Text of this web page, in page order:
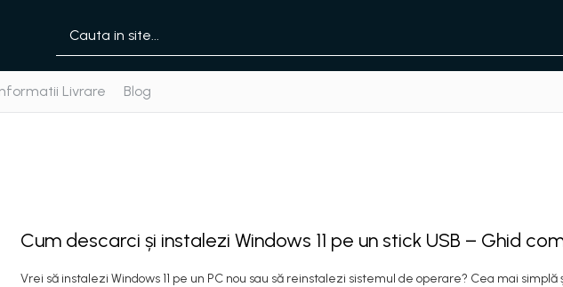
Livrare Blog
Cum descarci și instalezi Windows 11 pe un stick USB – Ghid
Vrei să instalezi Windows 11 pe un PC nou sau să reinstalezi sistemul de operare? Cea mai simplă